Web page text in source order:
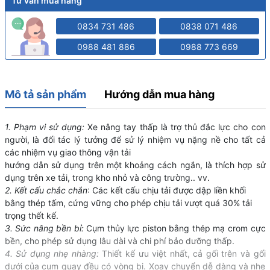
0834 731 486 0838 071 486
0988 481 886 0988 773 669
Mô tả sản phẩm Hướng dẫn mua hàng
1. Phạm vi sử dụng:Xe nâng tay thấp là trợ thủ đắc lực cho con
người, là đối tác lý tưởng để sử lý nhiệm vụ nặng nề cho tất cả
các nhiệm vụ giao thông vận tải
hướng dẫn sử dụng trên một khoảng cách ngắn, là thích hợp sử
dụng trên xe tải, trong kho nhỏ và công trường.. vv.
2. Kết cấu chắc chắn: Các kết cấu chịu tải được dập liền khối
bằng thép tấm, cứng vững cho phép chịu tải vượt quá 30% tải
trọng thết kế.
3. Sức nâng bền bỉ:Cụm thủy lực piston bằng thép mạ crom cực
bền, cho phép sử dụng lâu dài và chi phí bảo dưỡng thấp.
4. Sử dụng nhẹ nhàng: Thiết kế ưu việt nhất, cả gối trên và gối
dưới của cụm quay đều có vòng bi. Xoay chuyển dễ dàng và nhẹ